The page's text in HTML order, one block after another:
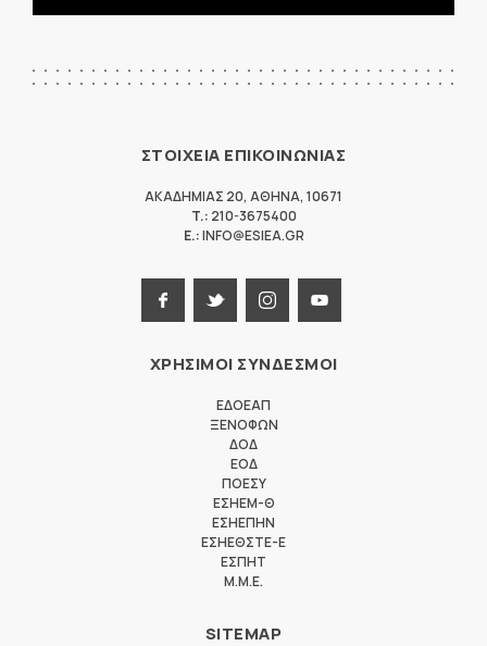
ΣΤΟΙΧΕΙΑ ΕΠΙΚΟΙΝΩΝΙΑΣ
ΑΚΑΔΗΜΙΑΣ 20, ΑΘΗΝΑ, 10671
T.: 210-3675400
E.:INFO@ESIEA.GR
ΧΡΗΣΙΜΟΙ ΣΥΝΔΕΣΜΟΙ
ΕΔΟΕΑΠ
ΞΕΝΟΦΩΝ
ΔΟΔ
ΕΟΔ
ΠΟΕΣΥ
ΕΣΗΕΜ-Θ
ΕΣΗΕΠΗΝ
ΕΣΗΕΘΣΤΕ-Ε
ΕΣΠΗΤ
M.M.E.
SITEMAP